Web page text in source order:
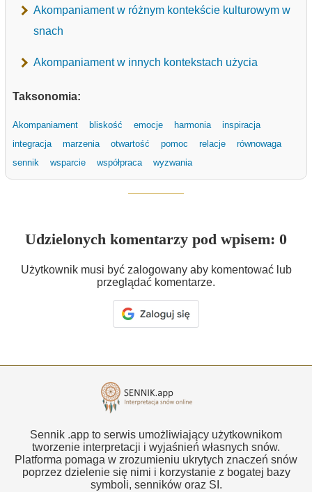
Akompaniament w różnym kontekście kulturowym w
snach
Akompaniament w innych kontekstach użycia
Taksonomia:
Akompaniament bliskość emocje harmonia
inspiracja
integracja
marzenia otwartość pomoc relacje
równowaga
sennik
wsparcie współpraca wyzwania
Udzielonych komentarzy pod wpisem: 0
Użytkownik musi być zalogowany aby komentować lub
przeglądać komentarze.
Sennik .app to serwis umożliwiający użytkownikom
tworzenie interpretacji i wyjaśnień własnych snów.
Platforma pomaga w zrozumieniu ukrytych znaczeń snów
poprzez dzielenie się nimi i korzystanie z bogatej bazy
symboli, senników oraz SI.